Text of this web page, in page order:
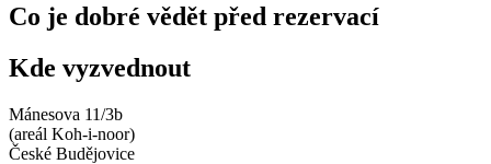
Co je dobré vědět před rezervací
Kde vyzvednout
Mánesova 11/3b
(areál Koh-i-noor)
České Budějovice